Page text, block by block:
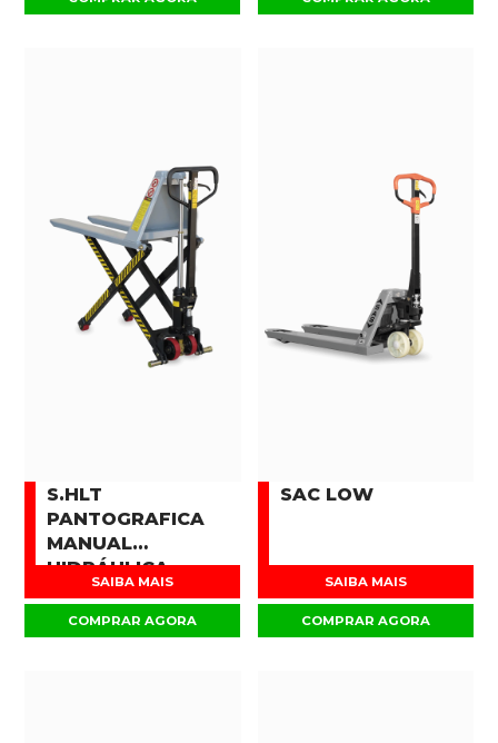
S.HLT
PANTOGRAFICA
MANUAL
HIDRÁULICA
SAIBA MAIS
COMPRAR AGORA
SAC LOW
SAIBA MAIS
COMPRAR AGORA